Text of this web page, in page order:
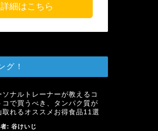
詳細はこちら
グ！
ソナルトレーナーが教えるコ
コで買うべき、タンパク質が
取れるオススメお得食品11選
: 谷けいじ